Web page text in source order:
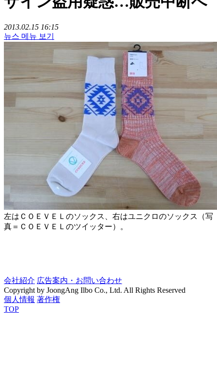
2013.02.15 16:15
뉴스 메뉴 보기
左はＣＯＥＶＥＬのソックス、右はユニクロのソックス（写
真＝ＣＯＥＶＥＬのツイッター）。
会社紹介 広告案内・お問い合わせ
Copyright by JoongAng Ilbo Co., Ltd. All Rights Reserved
個人情報 著作権
TOP